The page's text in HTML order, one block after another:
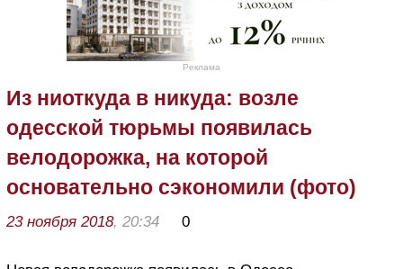
Реклама
Из ниоткуда в никуда: возле
одесской тюрьмы появилась
велодорожка, на которой
основательно сэкономили (фото)
23 ноября 2018, 20:34 0